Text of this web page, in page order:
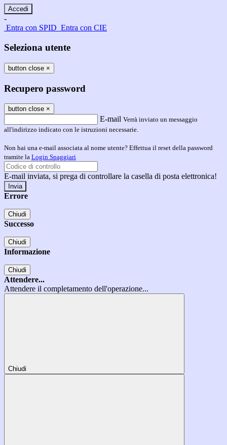
-
Entra con SPID Entra con CIE
Seleziona utente
button close ×
Recupero password
button close ×
E-mail Verrà inviato un messaggio
all'indirizzo indicato con le istruzioni necessarie.
Non hai una e-mail associata al nome utente? Effettua il reset della password
tramite la Login Spaggiari
E-mail inviata, si prega di controllare la casella di posta elettronica!
Errore
Chiudi
Successo
Chiudi
Informazione
Chiudi
Attendere...
Attendere il completamento dell'operazione...
Chiudi